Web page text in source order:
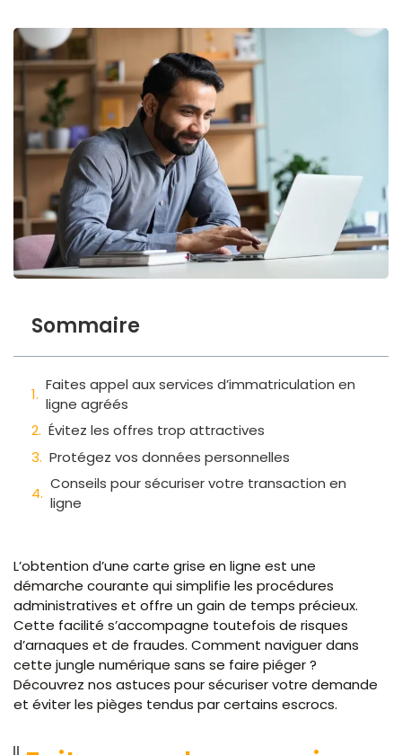
Sommaire
Faites appel aux services d’immatriculation en
ligne agréés
Évitez les offres trop attractives
Protégez vos données personnelles
Conseils pour sécuriser votre transaction en
ligne
L’obtention d’une carte grise en ligne est une
démarche courante qui simplifie les procédures
administratives et offre un gain de temps précieux.
Cette facilité s’accompagne toutefois de risques
d’arnaques et de fraudes. Comment naviguer dans
cette jungle numérique sans se faire piéger ?
Découvrez nos astuces pour sécuriser votre demande
et éviter les pièges tendus par certains escrocs.